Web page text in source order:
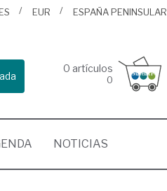
EUR ESPAÑA PENINSULAR
0 artículos
0
NOTICIAS